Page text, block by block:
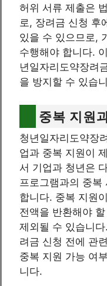
허위 서류 제출은
로, 장려금 신청 후
있을 수 있으므로,
수행해야 합니다.
년일자리도약장려
을 방지할 수 있습
중복 지원
청년일자리도약장
업과 중복 지원이
서 기업과 청년은
프로그램과의 중복
합니다. 중복 지원
전액을 반환해야
제외될 수 있습니
려금 신청 전에 관
중복 지원 가능 여
니다.